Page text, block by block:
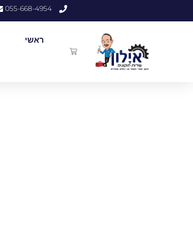
055-668-4954
ראשי